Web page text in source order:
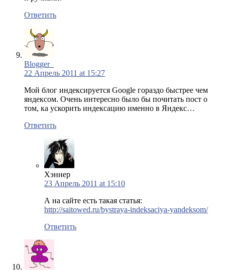
Ответить
Blogger_
22 Апрель 2011 at 15:27
Мой блог индексируется Google гораздо быстрее чем
яндексом. Очень интересно было бы почитать пост о
том, ка ускорить индексацию именно в Яндекс…
Ответить
Хэннер
23 Апрель 2011 at 15:10
А на сайте есть такая статья:
http://saitowed.ru/bystraya-indeksaciya-yandeksom/
Ответить